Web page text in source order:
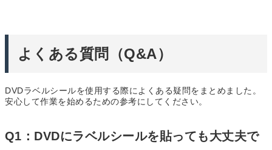
よくある質問（Q&A）
DVDラベルシールを使用する際によくある疑問をまとめました。
安心して作業を始めるための参考にしてください。
Q1：DVDにラベルシールを貼っても大丈夫で